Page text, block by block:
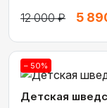
12 000 ₽ 5
– 50%
Детская